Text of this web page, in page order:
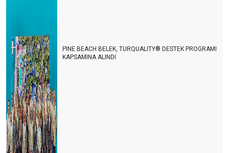
PINE BEACH BELEK, TURQUALITY® DESTEK PROGRAMI
KAPSAMINA ALINDI